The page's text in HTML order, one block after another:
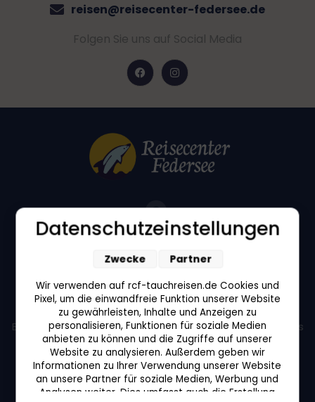
reisen@reisecenter-federsee.de
Folgen Sie uns auf Social Media
88422 Bad Buchau
Öffnungszeiten in Bad Buchau:
Unser Büro ist nur nach Terminvereinbarung geöffnet.
Bitte wenden Sie sich telefonisch oder per E-Mail an uns
um einen Termin zu vereinbaren.
Datenschutzeinstellungen
Wir verwenden auf rcf-tauchreisen.de Cookies und
Pixel, um die einwandfreie Funktion unserer Website
zu gewährleisten, Inhalte und Anzeigen zu
personalisieren, Funktionen für soziale Medien
anbieten zu können und die Zugriffe auf unserer
Website zu analysieren. Außerdem geben wir
Informationen zu Ihrer Verwendung unserer Website
an unsere Partner für soziale Medien, Werbung und
Analysen weiter. Dies umfasst auch die Erstellung
Zwecke Partner